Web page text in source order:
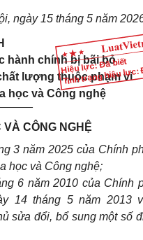
Hiệu lực: Đã biết
Tình trạng hiệu
ngày 15 tháng 5 năm
hành chính bị bãi bỏ
lượng thuộc phạm vi
học và Công nghệ
CÔNG NGHỆ
3 năm 2025 của Chính
học và Công nghệ;
6 năm 2010 của Chính
14 tháng 5 năm 2013
sửa đổi, bổ sung một số